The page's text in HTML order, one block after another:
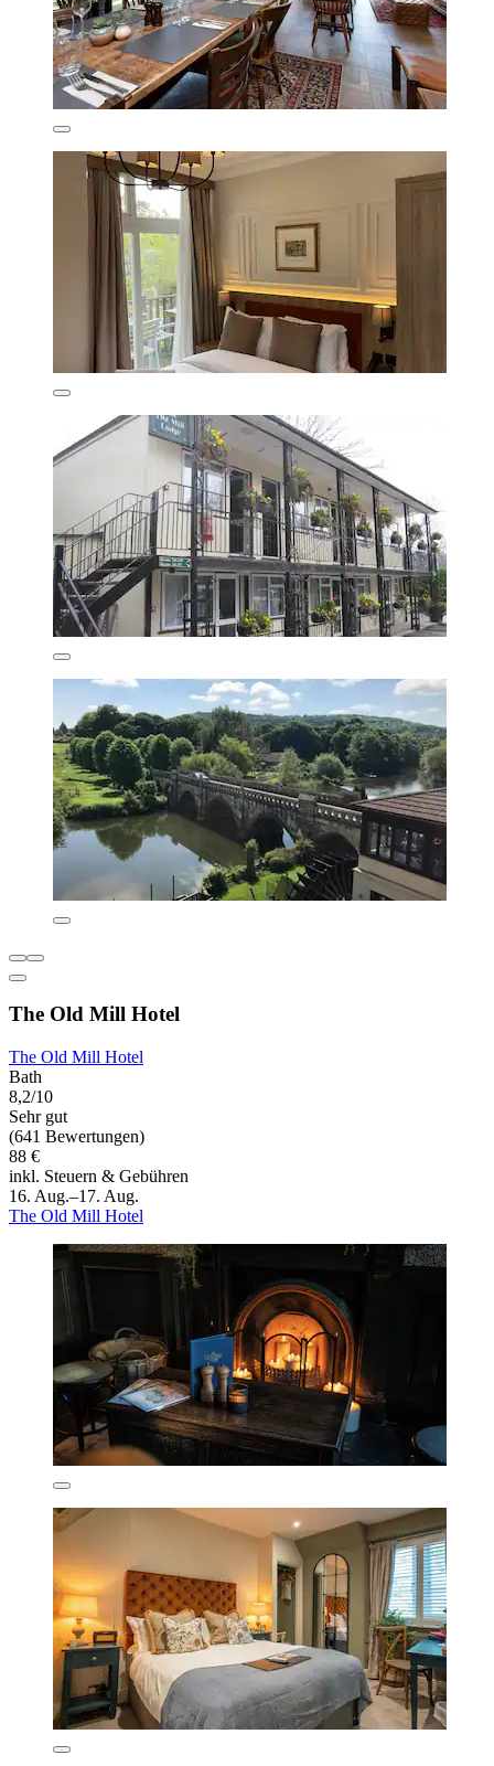
The Old Mill Hotel
The Old Mill Hotel
Bath
8,2/10
Sehr gut
(641 Bewertungen)
88 €
inkl. Steuern & Gebühren
16. Aug.–17. Aug.
The Old Mill Hotel